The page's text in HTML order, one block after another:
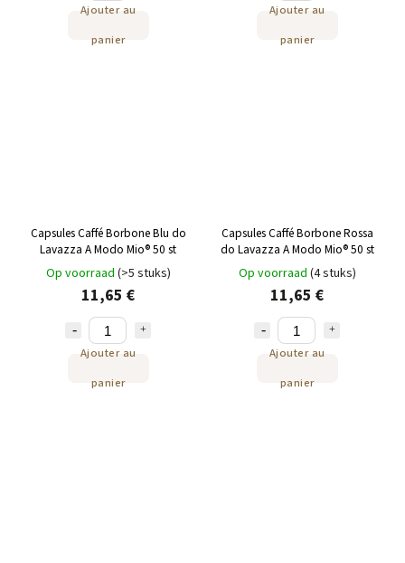
Ajouter au
panier
Ajouter au
panier
Capsules Caffé Borbone Blu do
Lavazza A Modo Mio® 50 st
Op voorraad (>5 stuks)
11,65 €
Ajouter au
panier
Capsules Caffé Borbone Rossa
do Lavazza A Modo Mio® 50 st
Op voorraad (4 stuks)
11,65 €
Ajouter au
panier